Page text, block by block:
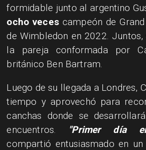
formidable junto al argentino
ocho vecescampeón de
de Wimbledon en 2022.
la pareja conformada por
británico Ben Bartram.
Luego de su llegada a Londres,
tiempo y aprovechó para
canchas donde se
encuentros.
"Primer día
compartió entusiasmado en